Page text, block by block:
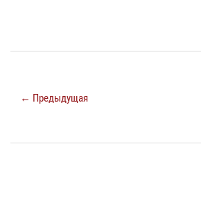
← Предыдущая